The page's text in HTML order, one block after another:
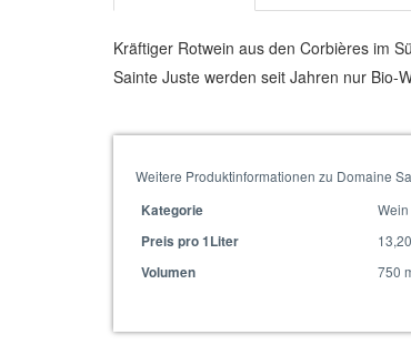
Kräftiger Rotwein aus den Corbières im
Sainte Juste werden seit Jahren nur Bio-
Weitere Produktinformationen zu Domaine
Kategorie
Wein
Preis pro 1Liter
Volumen
750